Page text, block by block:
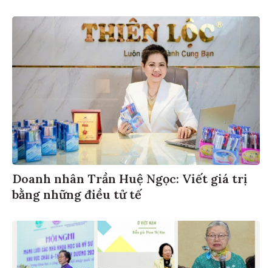
Doanh nhân Trần Huệ Ngọc: Viết giá trị
bằng những điều tử tế